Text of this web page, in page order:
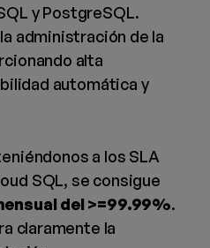
y PostgreSQL.
administración de la
alta
automática y
a los SLA
SQL, se consigue
del >=99.99%.
claramente la